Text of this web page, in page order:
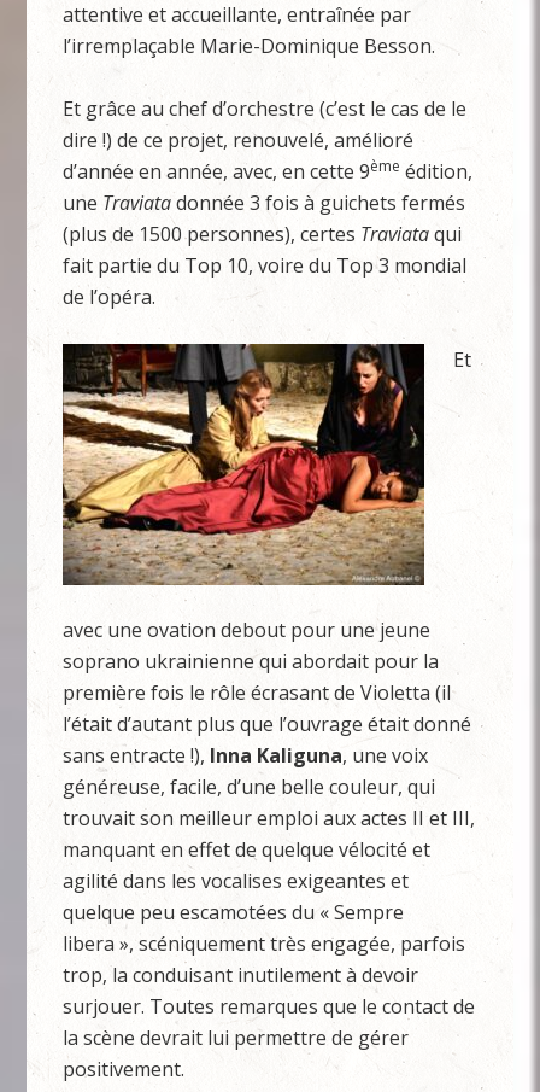
attentive et accueillante, entraînée par
l’irremplaçable Marie-Dominique Besson.
Et grâce au chef d’orchestre (c’est le cas de le
dire !) de ce projet, renouvelé, amélioré
d’année en année, avec, en cette 9ème édition,
une Traviatadonnée 3 fois à guichets fermés
(plus de 1500 personnes), certes Traviataqui
fait partie du Top 10, voire du Top 3 mondial
de l’opéra.
Et
avec une ovation debout pour une jeune
soprano ukrainienne qui abordait pour la
première fois le rôle écrasant de Violetta (il
l’était d’autant plus que l’ouvrage était donné
sans entracte !), Inna Kaliguna, une voix
généreuse, facile, d’une belle couleur, qui
trouvait son meilleur emploi aux actes II et III,
manquant en effet de quelque vélocité et
agilité dans les vocalises exigeantes et
quelque peu escamotées du « Sempre
libera », scéniquement très engagée, parfois
trop, la conduisant inutilement à devoir
surjouer. Toutes remarques que le contact de
la scène devrait lui permettre de gérer
positivement.